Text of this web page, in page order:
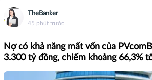
TheBanker
45 phút trước
Nợ có khả năng mất vốn của
3.300 tỷ đồng, chiếm khoảng 66,3%